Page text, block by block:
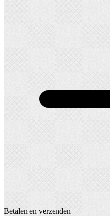
Betalen en verzenden